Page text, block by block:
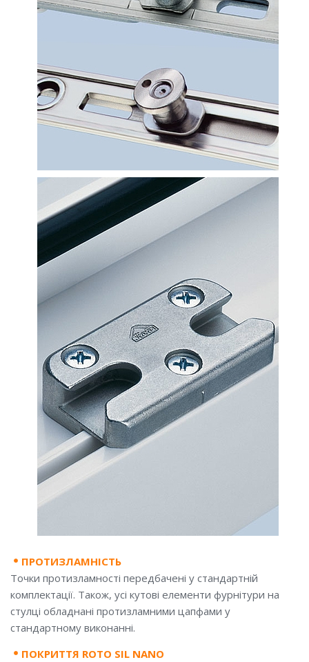
ПРОТИЗЛАМНІСТЬ
Точки протизламності передбачені у стандартній
комплектації. Також, усі кутові елементи фурнітури на
стулці обладнані протизламними цапфами у
стандартному виконанні.
ПОКРИТТЯ ROTO SIL NANO